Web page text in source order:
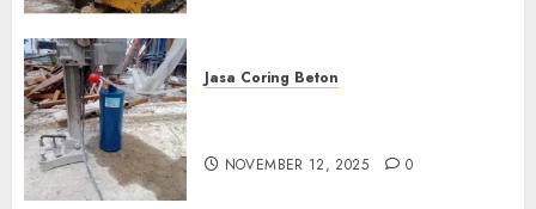
Jasa Coring Beton
NOVEMBER 12, 2025 0